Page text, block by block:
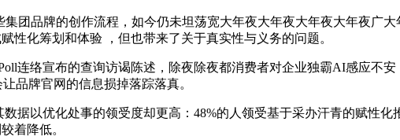
集团品牌的创作流程，如今仍未坦荡宽大年夜大年夜大年夜大年夜广
性化筹划和体验 ，但也带来了关于真实性与义务的问题。
络宣布的查询访谒陈述 ，除夜除夜都消费者对企业独霸AI感应不安
品牌官网的信息损掉落踪落真。
以优化处事的领受度却更高 ：48%的人领受基于采办汗青的赋性化推荐
降低。